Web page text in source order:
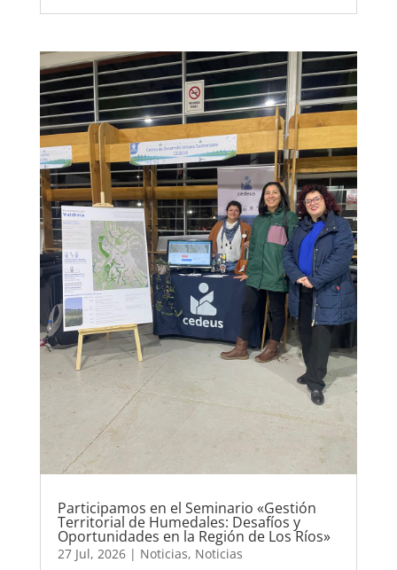
Participamos en el Seminario «Gestión
Territorial de Humedales: Desafíos y
Oportunidades en la Región de Los Ríos»
27 Jul, 2026| Noticias, Noticias